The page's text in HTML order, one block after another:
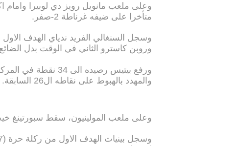
متأخرا على ضيفه غرناطة 2-صفر.
وروبن كاسترو الثاني في الوقت بدل الضائع
ورفع بيتيس رصيده
والمهدد بالهبوط على نقاطه ال26 السابقة.
وعلى ملعب المولينيون، سقط سبورتينغ